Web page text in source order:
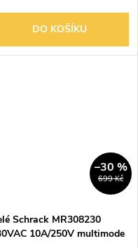
DO KOŠÍKU
699 Kč
–30 %
Schrack MR308230
10A/250V multimode